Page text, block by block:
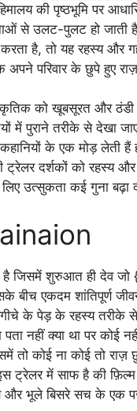
की पृष्ठभूमि पर
से उलट-पुलट हो
है, तो यह रहस्य और
अपने परिवार के छुपे हुए
को खूबसूरत और
में पुराने तरीके से
के एक मोड़ लेती हैं
ट्रेलर दर्शकों को रहस्य
उत्सुकता कई गुना बढ़ा
जिसमें शुरुआत ही देव जो
एकदम शांतिपूर्ण
के पेड़ के रहस्य तरीके
नहीं क्या था पर कोई
तो कोई ना कोई तो
ट्रेलर में साफ है की
और भूले बिसरे सच के एक